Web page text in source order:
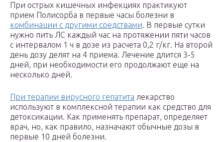
При острых кишечных инфекциях практикуют
прием Полисорба в первые часы болезни в
комбинации с другими средствами. В первые сутки
нужно пить ЛС каждый час на протяжении пяти часов
с интервалом 1 ч в дозе из расчета 0,2 г/кг. На второй
день дозу делят на 4 приема. Лечение длится 3-5
дней, при необходимости его продолжают еще на
несколько дней.
При терапии вирусного гепатита лекарство
используют в комплексной терапии как средство для
детоксикации. Как применять препарат, определяет
врач, но, как правило, назначают обычные дозы в
первые 10 дней болезни.